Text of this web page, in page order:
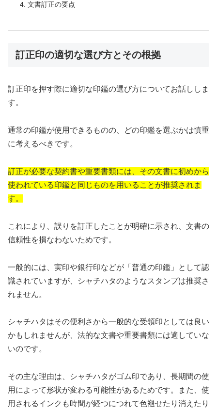
文書訂正の要点
訂正印の適切な選び方とその根拠
訂正印を押す際に適切な印鑑の選び方についてお話ししま
す。
通常の印鑑が使用できるものの、どの印鑑を選ぶかは慎重
に考えるべきです。
訂正が必要な契約書や重要書類には、その文書に初めから
使われている印鑑と同じものを用いることが推奨されま
す。
これにより、誤りを訂正したことが明確に示され、文書の
信頼性を損なわないためです。
一般的には、実印や銀行印などが「普通の印鑑」として認
識されていますが、シャチハタのようなスタンプは推奨さ
れません。
シャチハタはその便利さから一般的な受領印としては良い
かもしれませんが、法的な文書や重要書類には適していな
いのです。
その主な理由は、シャチハタがゴム印であり、長期間の使
用によって形状が変わる可能性があるためです。また、使
用されるインクも時間が経つにつれて色褪せたり消えたり